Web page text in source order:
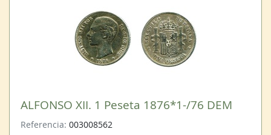
ALFONSO XII. 1 Peseta 1876*1-/76 DEM
Referencia: 003008562